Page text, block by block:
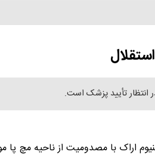
انتظار تأیید پزشک است.
اراک با مصدومیت از ناحیه مچ